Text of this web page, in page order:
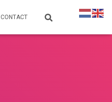
CONTACT